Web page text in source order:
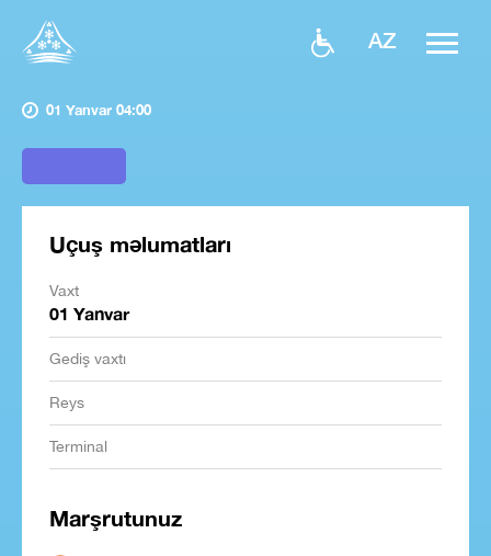
AZ
01 Yanvar 04:00
Uçuş məlumatları
Vaxt
01 Yanvar
Gediş vaxtı
Reys
Terminal
Marşrutunuz